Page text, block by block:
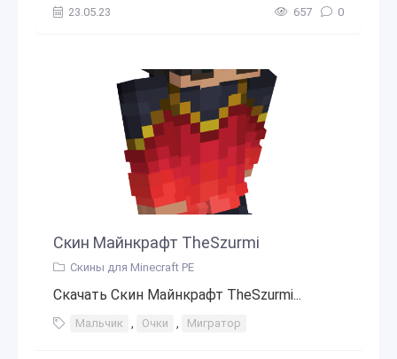
23.05.23 657 0
Скин Майнкрафт TheSzurmi
Скины для Minecraft PE
Скачать Скин Майнкрафт TheSzurmi...
Мальчик , Очки , Мигратор